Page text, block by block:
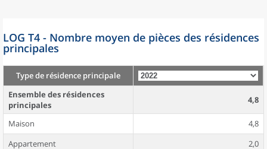
LOG T4 - Nombre moyen de pièces des résidences
principales
Type de résidence principale
Ensemble des résidences
principales
4,8
Maison
4,8
Appartement
2,0